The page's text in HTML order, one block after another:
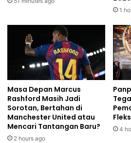
1
Masa Depan Marcus
Rashford Masih Jadi
Sorotan, Bertahan di
Manchester United atau
Mencari Tantangan Baru?
2 hours ago
4